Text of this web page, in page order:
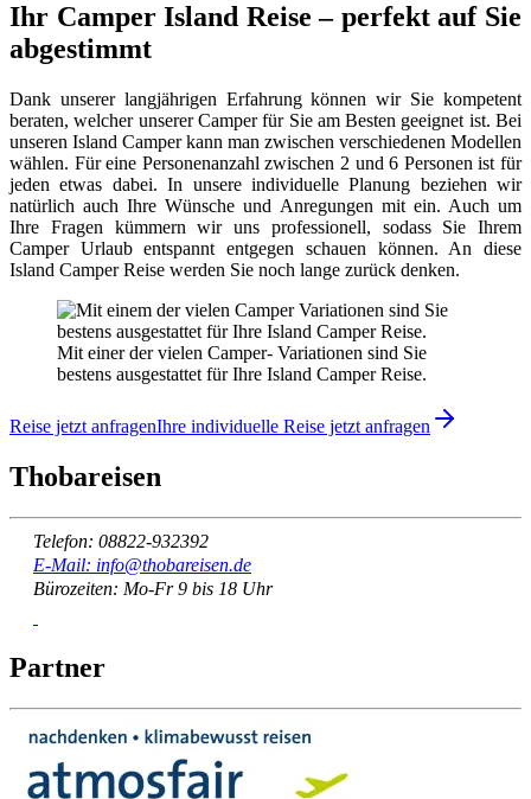
Ihr Camper Island Reise – perfekt auf Sie
abgestimmt
Dank unserer langjährigen Erfahrung können wir Sie kompetent
beraten, welcher unserer Camper für Sie am Besten geeignet ist. Bei
unseren Island Camper kann man zwischen verschiedenen Modellen
wählen. Für eine Personenanzahl zwischen 2 und 6 Personen ist für
jeden etwas dabei. In unsere individuelle Planung beziehen wir
natürlich auch Ihre Wünsche und Anregungen mit ein. Auch um
Ihre Fragen kümmern wir uns professionell, sodass Sie Ihrem
Camper Urlaub entspannt entgegen schauen können. An diese
Island Camper Reise werden Sie noch lange zurück denken.
Mit einer der vielen Camper- Variationen sind Sie
bestens ausgestattet für Ihre Island Camper Reise.
Reise jetzt anfragenIhre individuelle Reise jetzt anfragen
Thobareisen
Telefon: 08822-932392
E-Mail: info@thobareisen.de
Bürozeiten: Mo-Fr 9 bis 18 Uhr
Partner